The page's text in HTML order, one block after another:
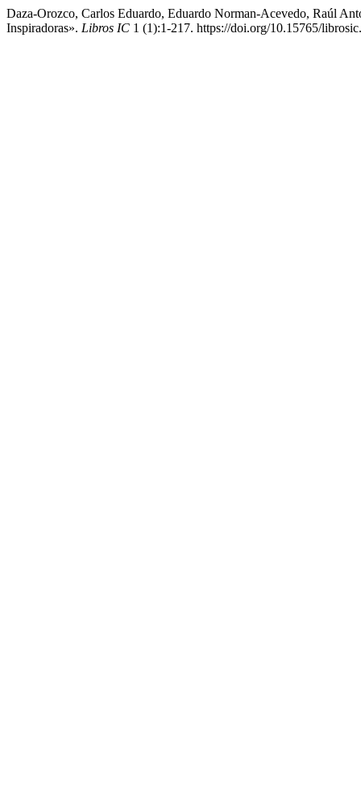
Daza-Orozco, Carlos Eduardo, Eduardo Norman-Acevedo, Raúl
Inspiradoras». Libros IC 1 (1):1-217. https://doi.org/10.15765/